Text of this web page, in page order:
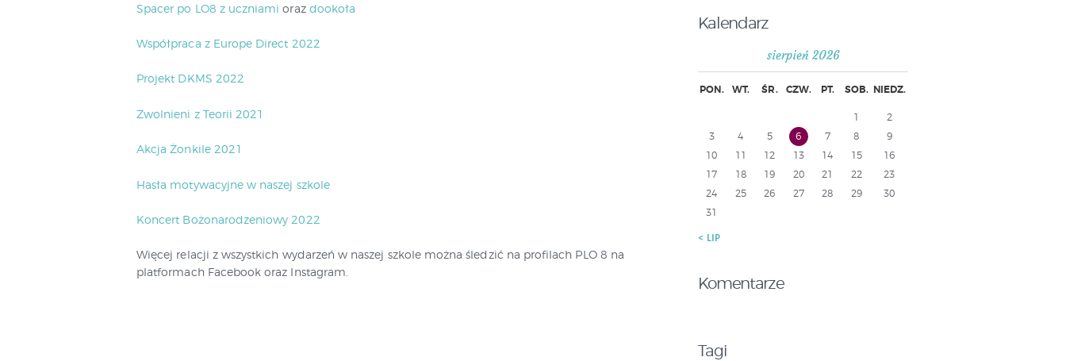
Spacer po LO8 z uczniami oraz dookoła
Współpraca z Europe Direct 2022
Projekt DKMS 2022
Zwolnieni z Teorii 2021
Akcja Żonkile 2021
Hasła motywacyjne w naszej szkole
Koncert Bożonarodzeniowy 2022
Więcej relacji z wszystkich wydarzeń w naszej szkole można śledzić na profilach PLO 8 na
platformach Facebook oraz Instagram.
Kalendarz
sierpień 2026
PON. WT. ŚR. CZW. PT. SOB. NIEDZ.
1
2
3
4 5 6 7 8
9
10
11 12 13 14 15
16
17
18 19 20 21 22
23
24
25 26 27 28 29
30
31
« LIP
Komentarze
Tagi